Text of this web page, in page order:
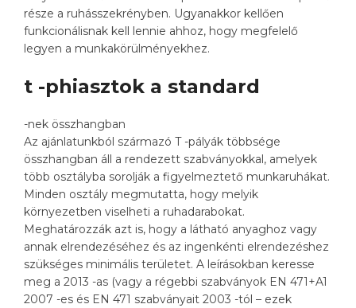
része a ruhásszekrényben. Ugyanakkor kellően
funkcionálisnak kell lennie ahhoz, hogy megfelelő
legyen a munkakörülményekhez.
t -phiasztok a standard
-nek összhangban
Az ajánlatunkból származó T -pályák többsége
összhangban áll a rendezett szabványokkal, amelyek
több osztályba sorolják a figyelmeztető munkaruhákat.
Minden osztály megmutatta, hogy melyik
környezetben viselheti a ruhadarabokat.
Meghatározzák azt is, hogy a látható anyaghoz vagy
annak elrendezéséhez és az ingenkénti elrendezéshez
szükséges minimális területet. A leírásokban keresse
meg a 2013 -as (vagy a régebbi szabványok EN 471+A1
2007 -es és EN 471 szabványait 2003 -tól – ezek